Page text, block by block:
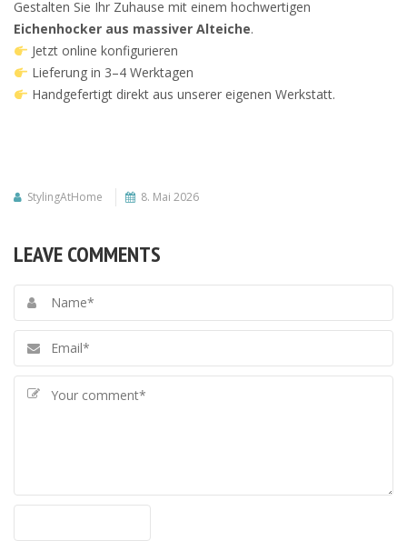
Gestalten Sie Ihr Zuhause mit einem hochwertigen
Eichenhocker aus massiver Alteiche.
Jetzt online konfigurieren
Lieferung in 3–4 Werktagen
Handgefertigt direkt aus unserer eigenen Werkstatt.
StylingAtHome 8. Mai 2026
LEAVE COMMENTS